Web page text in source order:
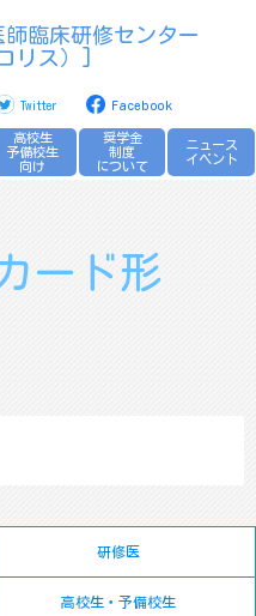
臨床研修センター
リス）]
Twitter Facebook
高校生
予備校生
向け
奨学金
制度
について
ニュース
イベント
ード形
研修医
高校生・予備校生